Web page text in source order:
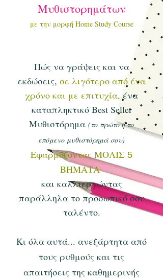
Μυθιστορημάτων
με την μορφή Home Study Course
Πώς να γράψεις και να
εκδώσεις, σε λιγότερο από ένα
χρόνο και με επιτυχία, ένα
καταπληκτικό Best Seller
Μυθιστόρημα (το πρώτο ή το
επόμενο μυθιστόρημά σου)
Εφαρμόζοντας ΜΟΛΙΣ 5
ΒΗΜΑΤΑ
και καλλιεργώντας
παράλληλα το προσωπικό σου
ταλέντο.
Κι όλα αυτά... ανεξάρτητα από
τους ρυθμούς και τις
απαιτήσεις της καθημερινής